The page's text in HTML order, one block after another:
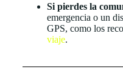
Si pierdes la
emergencia o un
GPS, como los
viaje.